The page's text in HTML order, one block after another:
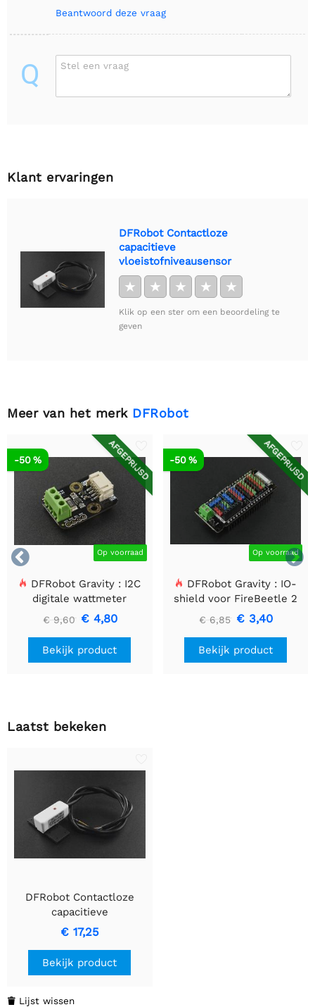
Beantwoord deze vraag
Q Stel een vraag
Klant ervaringen
DFRobot Contactloze
capacitieve
vloeistofniveausensor
★ ★ ★ ★ ★
Klik op een ster om een beoordeling te
geven
Meer van het merk DFRobot


AFGEPRIJSD
Op voorraad
-50 %
DFRobot Gravity : I2C
digitale wattmeter
€ 9,60 € 4,80
Bekijk product
AFGEPRIJSD
Op voorraad
-50 %
DFRobot Gravity : IO-
shield voor FireBeetle 2
(ESP32-E/M0)
€ 6,85 € 3,40
Bekijk product
Laatst bekeken
DFRobot Contactloze
capacitieve
vloeistofniveausensor
€ 17,25
Bekijk product
 Lijst wissen